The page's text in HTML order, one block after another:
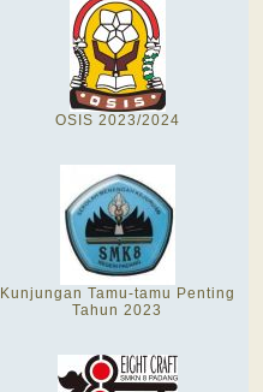
OSIS 2023/2024
Kunjungan Tamu-tamu Penting
Tahun 2023